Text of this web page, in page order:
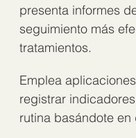
presenta informes
seguimiento más
tratamientos.
Emplea
registrar
rutina basándote